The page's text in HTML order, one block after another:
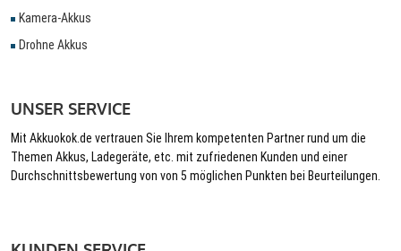
Kamera-Akkus
Drohne Akkus
UNSER SERVICE
Mit Akkuokok.de vertrauen Sie Ihrem kompetenten Partner rund um die
Themen Akkus, Ladegeräte, etc. mit zufriedenen Kunden und einer
Durchschnittsbewertung von von 5 möglichen Punkten bei Beurteilungen.